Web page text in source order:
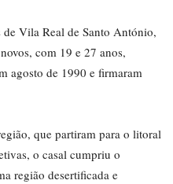
Vila Real de Santo António,
com 19 e 27 anos,
agosto de 1990 e firmaram
que partiram para o litoral
o casal cumpriu o
região desertificada e